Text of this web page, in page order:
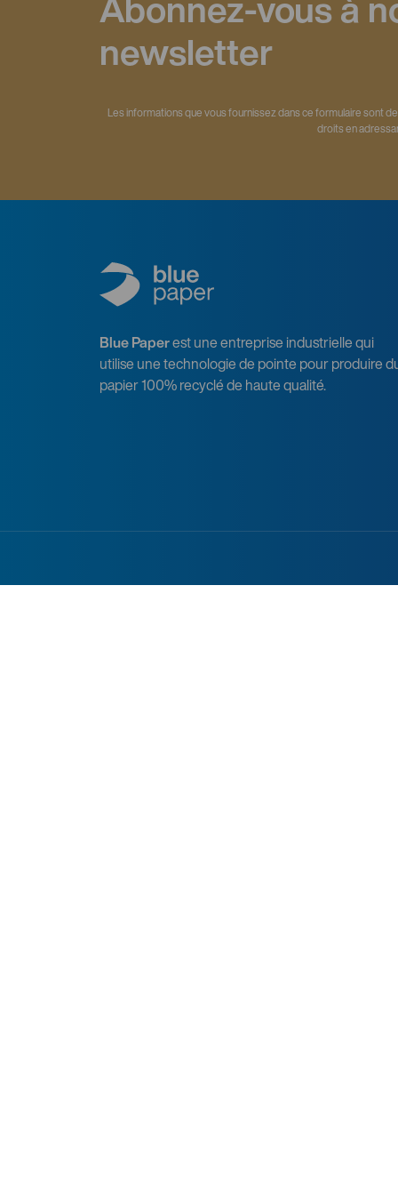
Abonnez-vous à
newsletter
Les informations que vous fournissez dans ce formulaire sont
droits en
Blue Paperest une entreprise industrielle qui
utilise une technologie de pointe pour produire
papier 100% recyclé de haute qualité.